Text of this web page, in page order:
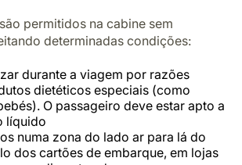
permitidos na cabine sem
determinadas condições:
durante a viagem por razões
dietéticos especiais (como
O passageiro deve estar apto a
líquido
numa zona do lado ar para lá do
dos cartões de embarque, em lojas